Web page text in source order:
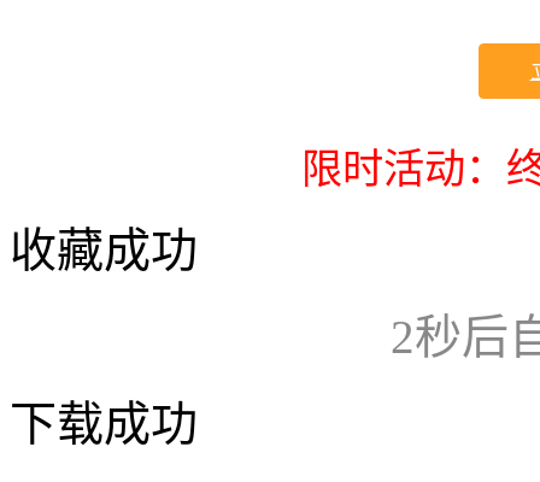
限时活动：
收藏成功
2秒后
下载成功